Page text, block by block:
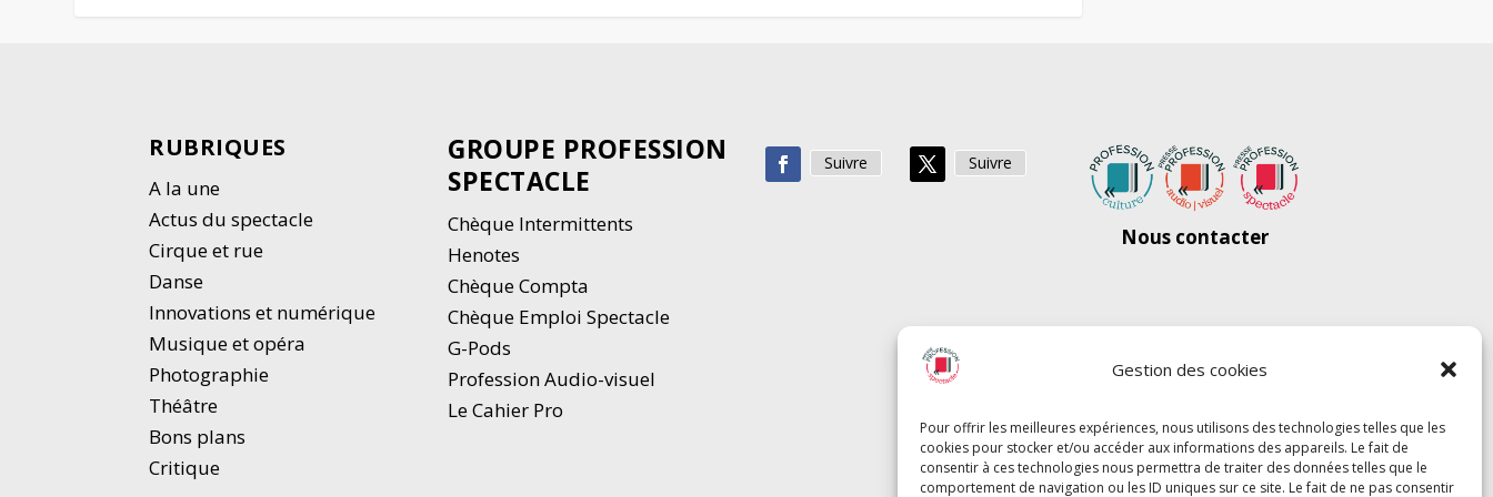
Gestion des cookies
Pour offrir les meilleures expériences, nous utilisons des technologies telles que les
cookies pour stocker et/ou accéder aux informations des appareils. Le fait de
consentir à ces technologies nous permettra de traiter des données telles que le
comportement de navigation ou les ID uniques sur ce site. Le fait de ne pas consentir
RUBRIQUES
A la une
Actus du spectacle
Cirque et rue
Danse
Innovations et numérique
Musique et opéra
Photographie
Théâtre
Bons plans
Critique
GROUPE PROFESSION
SPECTACLE
Chèque Intermittents
Henotes
Chèque Compta
Chèque Emploi Spectacle
G-Pods
Profession Audio-visuel
Le Cahier Pro
Suivre Suivre
Nous contacter